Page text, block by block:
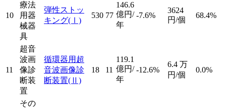
10
療法
用器
械器
具
弾性ストッ
キング(Ⅰ)
530 77
146.6
億円/
年
-7.6%
3624
円/個
68.4%
11
超音
波画
像診
断装
置
循環器用超
音波画像診
断装置(Ⅱ)
18 11
119.1
億円/
年
-12.6%
6.4 万
円/個
0.0%
その